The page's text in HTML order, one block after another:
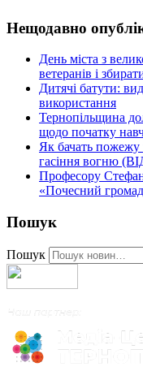
Нещодавно
День міста з
ветеранів і
Дитячі батути:
використання
Тернопільщина
щодо початку
Як бачать пожежу
гасіння вогню
Професору
«Почесний
Пошук
Пошук